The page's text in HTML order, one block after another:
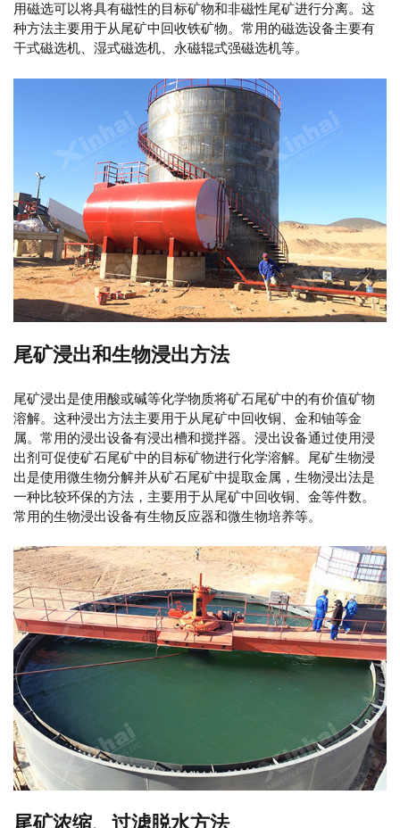
用磁选可以将具有磁性的目标矿物和非磁性尾矿进行分离。这
种方法主要用于从尾矿中回收铁矿物。常用的磁选设备主要有
干式磁选机、湿式磁选机、永磁辊式强磁选机等。
尾矿浸出和生物浸出方法
尾矿浸出是使用酸或碱等化学物质将矿石尾矿中的有价值矿物
溶解。这种浸出方法主要用于从尾矿中回收铜、金和铀等金
属。常用的浸出设备有浸出槽和搅拌器。浸出设备通过使用浸
出剂可促使矿石尾矿中的目标矿物进行化学溶解。尾矿生物浸
出是使用微生物分解并从矿石尾矿中提取金属，生物浸出法是
一种比较环保的方法，主要用于从尾矿中回收铜、金等件数。
常用的生物浸出设备有生物反应器和微生物培养等。
尾矿浓缩、过滤脱水方法